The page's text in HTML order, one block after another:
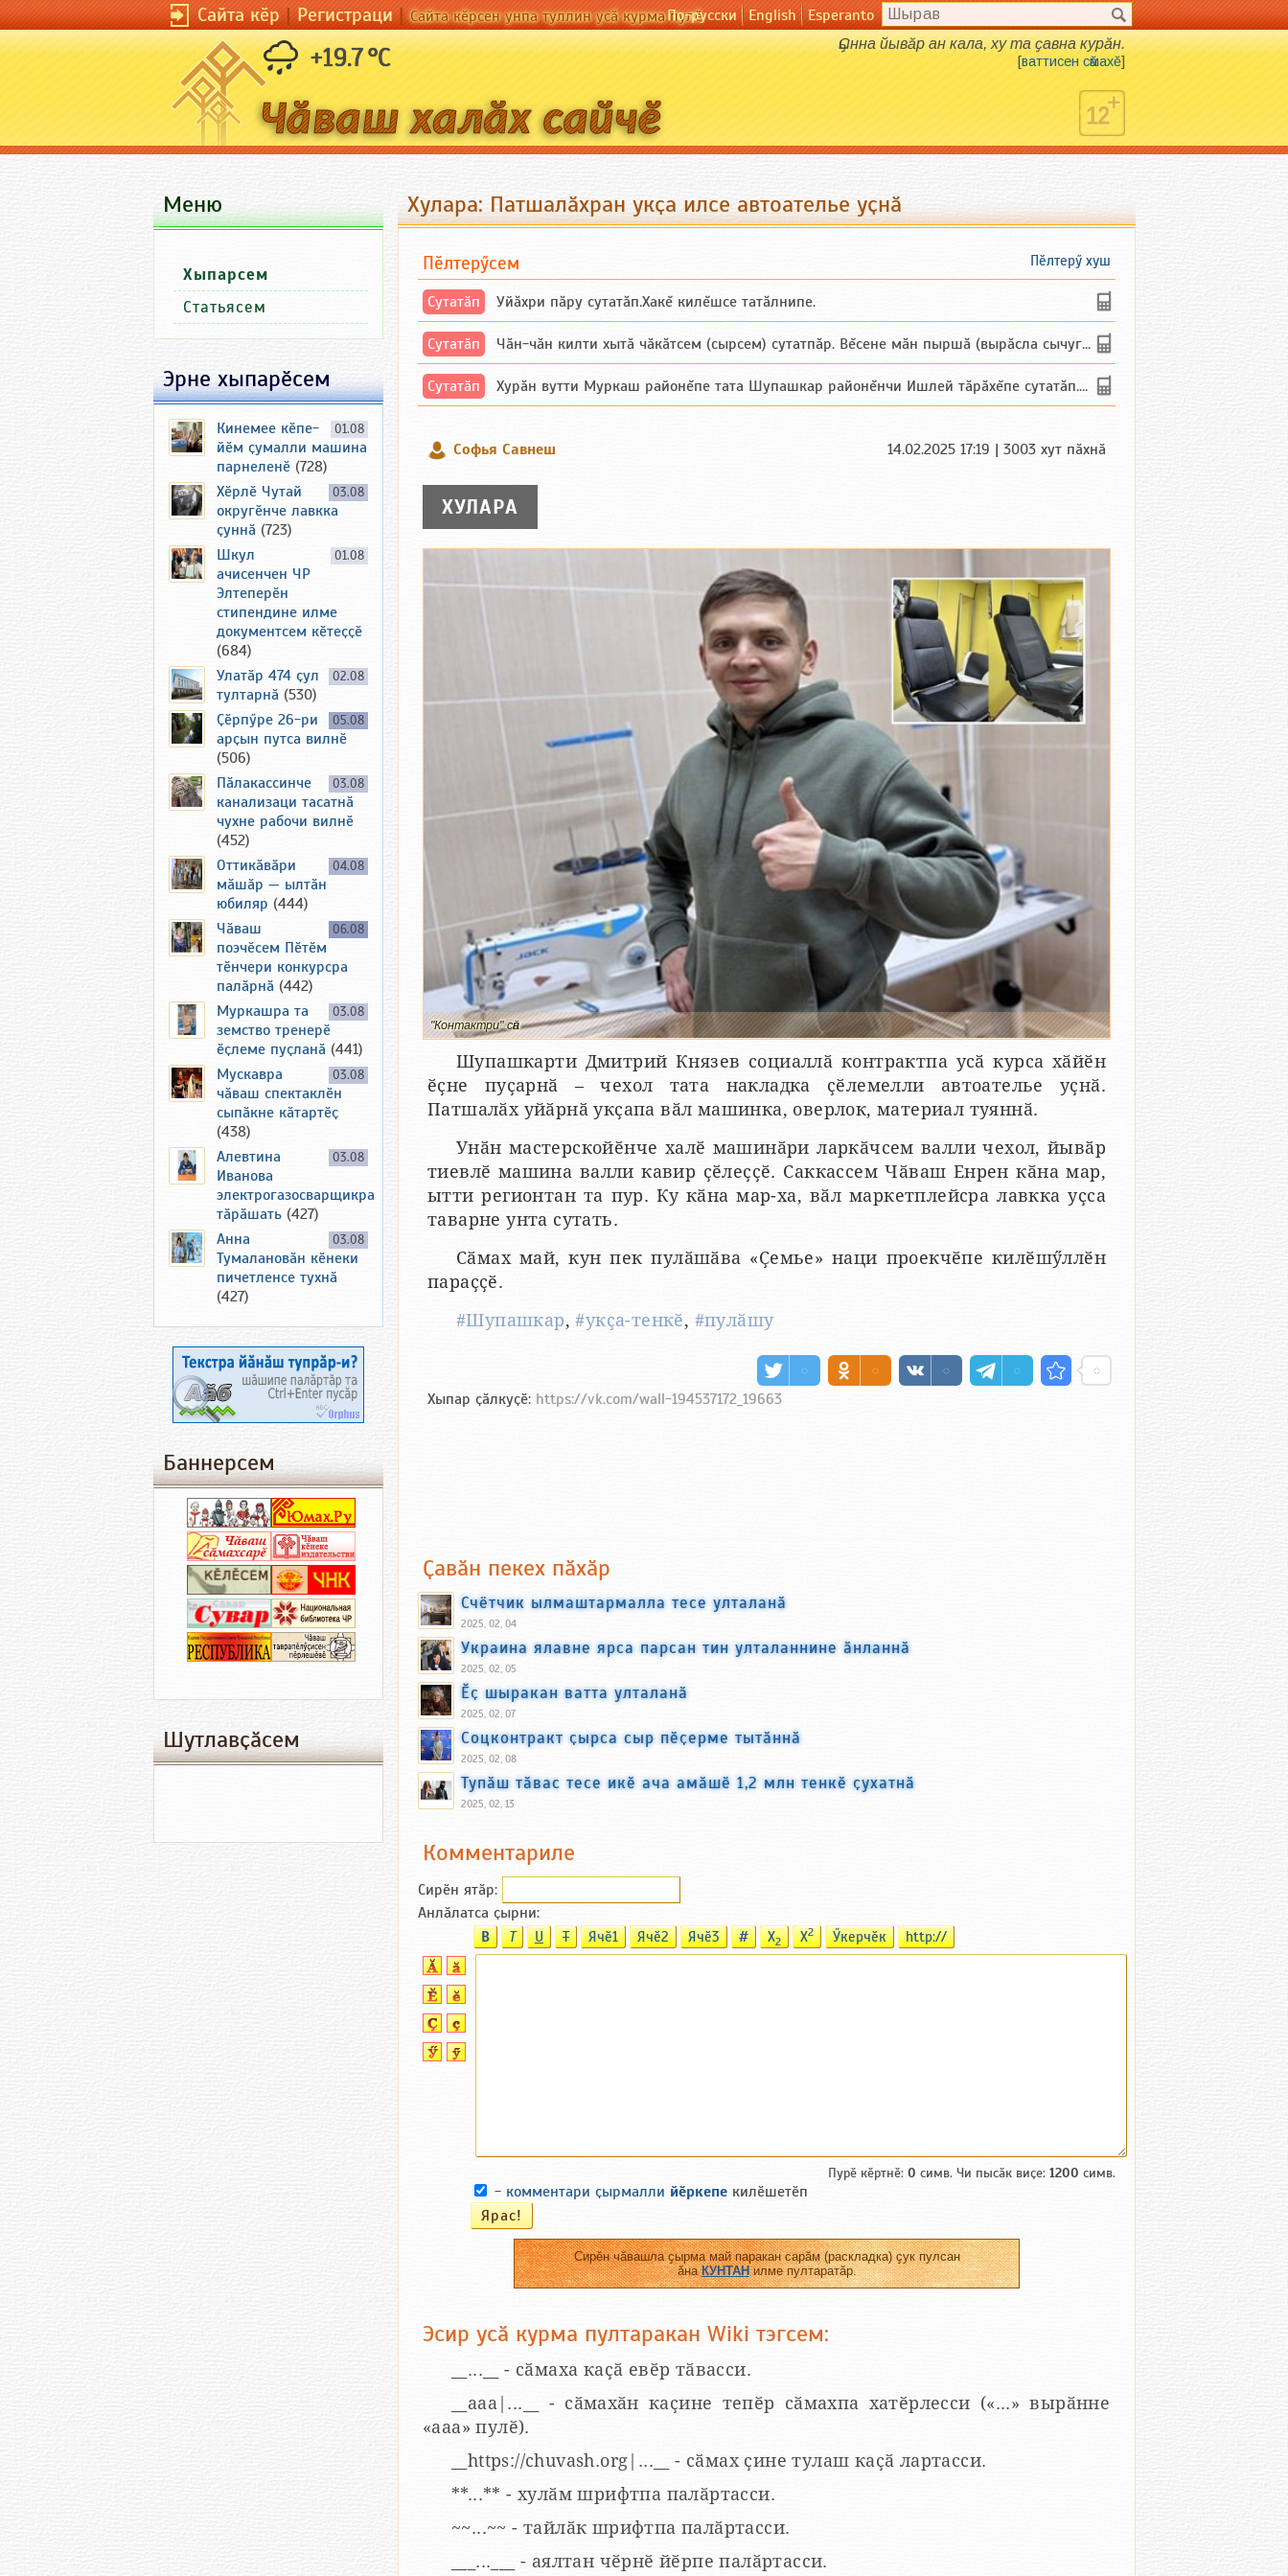
Сайта кӗр|Регистраци|Сайта кӗрсен унпа туллин усӑ курма пулӗПо-русски English Esperanto
+19.7 °C Ҫынна йывӑр ан кала, ху та ҫавна курӑн.
[ваттисен сӑмахӗ]
Хулара: Патшалӑхран укҫа илсе автоателье уҫнӑ
Пӗлтерӳ хуш
Пӗлтерӳсем
Сутатӑп Уйăхри пăру сутатăп.Хакĕ килĕшсе татăлнипе.
Сутатӑп Чăн-чăн килти хытă чăкăтсем (сырсем) сутатпăр. Вĕсене мăн пыршă (вырăсла сычуг) ...
Сутатӑп Хурăн вутти Муркаш районĕпе тата Шупашкар районĕнчи Ишлей тăрăхĕпе сутатăп. Ха...
Софья Савнеш 14.02.2025 17:19 | 3003 хут пӑхнӑ
ХУЛАРА
"Контактри" сӑн
Шупашкарти Дмитрий Князев социаллӑ контрактпа усӑ курса хӑйӗн
ӗҫне пуҫарнӑ – чехол тата накладка ҫӗлемелли автоателье уҫнӑ.
Патшалӑх уйӑрнӑ укҫапа вӑл машинка, оверлок, материал туяннӑ.
Унӑн мастерскойӗнче халӗ машинӑри ларкӑчсем валли чехол, йывӑр
тиевлӗ машина валли кавир ҫӗлеҫҫӗ. Саккассем Чӑваш Енрен кӑна мар,
ытти регионтан та пур. Ку кӑна мар-ха, вӑл маркетплейсра лавкка уҫса
таварне унта сутать.
Сӑмах май, кун пек пулӑшӑва «Ҫемье» наци проекчӗпе килӗшӳллӗн
параҫҫӗ.
#Шупашкар,#укҫа-тенкӗ, #пулӑшу
Хыпар ҫӑлкуҫӗ: https://vk.com/wall-194537172_19663
Ҫавӑн пекех пӑхӑр
Счётчик ылмаштармалла тесе улталанӑ
2025, 02, 04
Украина ялавне ярса парсан тин улталаннине ӑнланнӑ
2025, 02, 05
Ӗҫ шыракан ватта улталанӑ
2025, 02, 07
Соцконтракт ҫырса сыр пӗҫерме тытӑннӑ
2025, 02, 08
Тупӑш тӑвас тесе икӗ ача амӑшӗ 1,2 млн тенкӗ ҫухатнӑ
2025, 02, 13
Комментариле
Сирӗн ятӑp:
Анлӑлатса ҫырни:
B T U T Ячӗ1 Ячӗ2 Ячӗ3 # X2 X2 Ӳкерчӗк http://
Пурӗ кӗртнӗ: 0 симв. Чи пысӑк виҫе: 1200 симв.
- комментари ҫырмалли йӗркепе килӗшетӗп
Сирӗн чӑвашла ҫырма май паракан сарӑм (раскладка) ҫук пулсан
ӑнаКУНТАНилме пултаратӑр.
Эсир усӑ курма пултаракан Wiki тэгсем:
__...__ - сӑмаха каҫӑ евӗр тӑвасси.
__aaa|...__ - сӑмахӑн каҫине тепӗр сӑмахпа хатӗрлесси («...» вырӑнне
«ааа» пулӗ).
__https://chuvash.org|...__ - сӑмах ҫине тулаш каҫӑ лартасси.
**...** - хулӑм шрифтпа палӑртасси.
~~...~~ - тайлӑк шрифтпа палӑртасси.
___...___ - аялтан чӗрнӗ йӗрпе палӑртасси.
Меню
Хыпарсем
Статьясем
Эрне хыпарӗсем
01.08
Кинемее кӗпе-
йӗм ҫумалли машина
парнеленӗ (728)
03.08
Хӗрлӗ Чутай
округӗнче лавкка
ҫуннӑ (723)
01.08
Шкул
ачисенчен ЧР
Элтеперӗн
стипендине илме
документсем кӗтеҫҫӗ
(684)
02.08
Улатӑр 474 ҫул
тултарнӑ (530)
05.08
Ҫӗрпӳре 26-ри
арҫын путса вилнӗ
(506)
03.08
Пӑлакассинче
канализаци тасатнӑ
чухне рабочи вилнӗ
(452)
04.08
Оттикӑвӑри
мӑшӑр — ылтӑн
юбиляр (444)
06.08
Чӑваш
поэчӗсем Пӗтӗм
тӗнчери конкурсра
палӑрнӑ (442)
03.08
Муркашра та
земство тренерӗ
ӗҫлеме пуҫланӑ (441)
03.08
Мускавра
чӑваш спектаклӗн
сыпӑкне кӑтартӗҫ
(438)
03.08
Алевтина
Иванова
электрогазосварщикра
тӑрӑшать (427)
03.08
Анна
Тумалановӑн кӗнеки
пичетленсе тухнӑ
(427)
Баннерсем
Шутлавҫӑсем